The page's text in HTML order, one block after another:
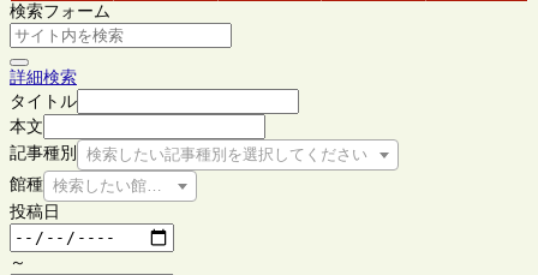
検索フォーム
詳細検索
タイトル
本文
記事種別
検索したい記事種別を選択してください
館種 検索したい館種を選択してください
投稿日
～